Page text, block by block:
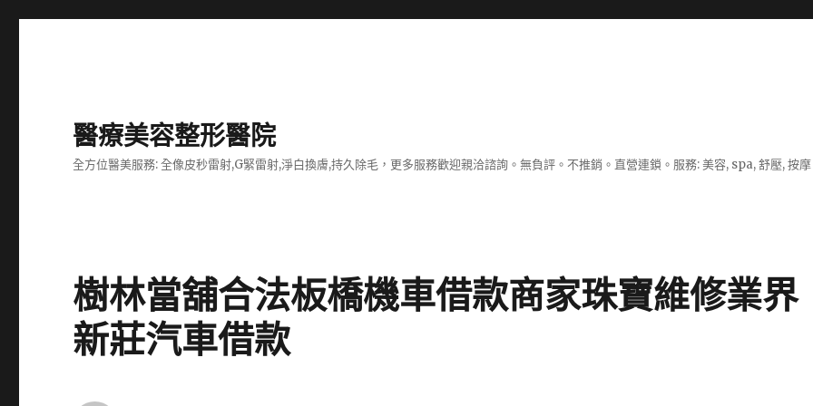
醫療美容整形醫院
全方位醫美服務: 全像皮秒雷射,G緊雷射,淨白換膚,持久除毛，更多服務歡迎親洽諮詢。無負評。不推銷。直營連鎖。服務: 美容, spa, 舒壓, 按摩
樹林當舖合法板橋機車借款商家珠寶維修業界
新莊汽車借款